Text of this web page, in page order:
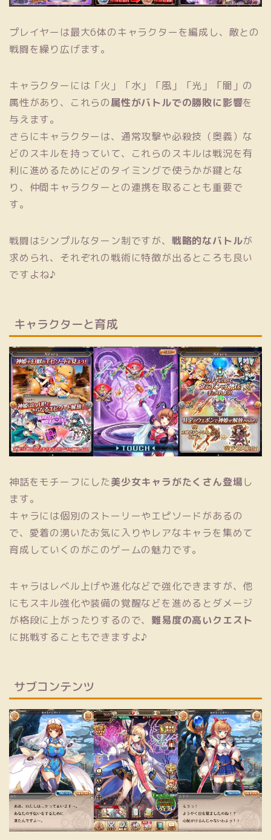
プレイヤーは最大6体のキャラクターを編成し、敵との
戦闘を繰り広げます。
キャラクターには「火」「水」「風」「光」「闇」の
属性があり、これらの属性がバトルでの勝敗に影響を
与えます。
さらにキャラクターは、通常攻撃や必殺技（奥義）な
どのスキルを持っていて、これらのスキルは戦況を有
利に進めるためにどのタイミングで使うかが鍵とな
り、仲間キャラクターとの連携を取ることも重要で
す。
戦闘はシンプルなターン制ですが、 戦略的なバトルが
求められ、それぞれの戦術に特徴が出るところも良い
ですよね♪
キャラクターと育成
神話をモチーフにした美少女キャラがたくさん登場し
ます。
キャラには個別のストーリーやエピソードがあるの
で、愛着の湧いたお気に入りやレアなキャラを集めて
育成していくのがこのゲームの魅力です。
キャラはレベル上げや進化などで強化できますが、他
にもスキル強化や装備の覚醒などを進めるとダメージ
が格段に上がったりするので、 難易度の高いクエスト
に挑戦することもできますよ♪
サブコンテンツ